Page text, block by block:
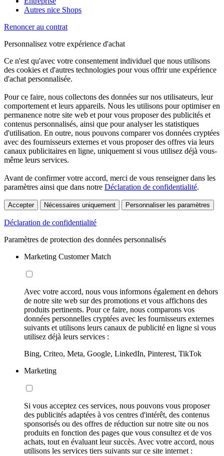
Autres nice Shops
Renoncer au contrat
Personnalisez votre expérience d'achat
Ce n'est qu'avec votre consentement individuel que nous utilisons
des cookies et d'autres technologies pour vous offrir une expérience
d'achat personnalisée.
Pour ce faire, nous collectons des données sur nos utilisateurs, leur
comportement et leurs appareils. Nous les utilisons pour optimiser en
permanence notre site web et pour vous proposer des publicités et
contenus personnalisés, ainsi que pour analyser les statistiques
d'utilisation. En outre, nous pouvons comparer vos données cryptées
avec des fournisseurs externes et vous proposer des offres via leurs
canaux publicitaires en ligne, uniquement si vous utilisez déjà vous-
même leurs services.
Avant de confirmer votre accord, merci de vous renseigner dans les
paramètres ainsi que dans notre Déclaration de confidentialité.
Accepter Nécessaires uniquement Personnaliser les paramètres
Déclaration de confidentialité
Paramètres de protection des données personnalisés
Marketing Customer Match
Avec votre accord, nous vous informons également en dehors
de notre site web sur des promotions et vous affichons des
produits pertinents. Pour ce faire, nous comparons vos
données personnelles cryptées avec les fournisseurs externes
suivants et utilisons leurs canaux de publicité en ligne si vous
utilisez déjà leurs services :
Bing, Criteo, Meta, Google, LinkedIn, Pinterest, TikTok
Marketing
Si vous acceptez ces services, nous pouvons vous proposer
des publicités adaptées à vos centres d'intérêt, des contenus
sponsorisés ou des offres de réduction sur notre site ou nos
produits en fonction des pages que vous consultez et de vos
achats, tout en évaluant leur succès. Avec votre accord, nous
utilisons les services tiers suivants sur ce site internet :